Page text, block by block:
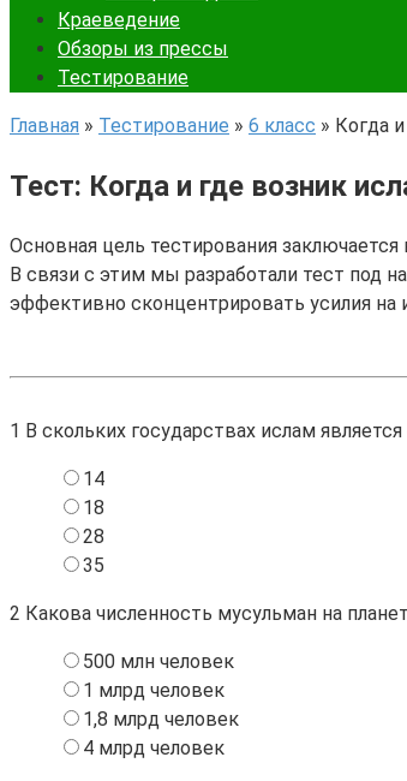
Краеведение
Обзоры из прессы
Тестирование
Главная » Тестирование » 6 класс » Когда
Тест: Когда и где возник
Основная цель тестирования
В связи с этим мы разработали тест под
эффективно сконцентрировать усилия
1 В скольких государствах ислам
14
18
28
35
2 Какова численность мусульман на
500 млн человек
1 млрд человек
1,8 млрд человек
4 млрд человек